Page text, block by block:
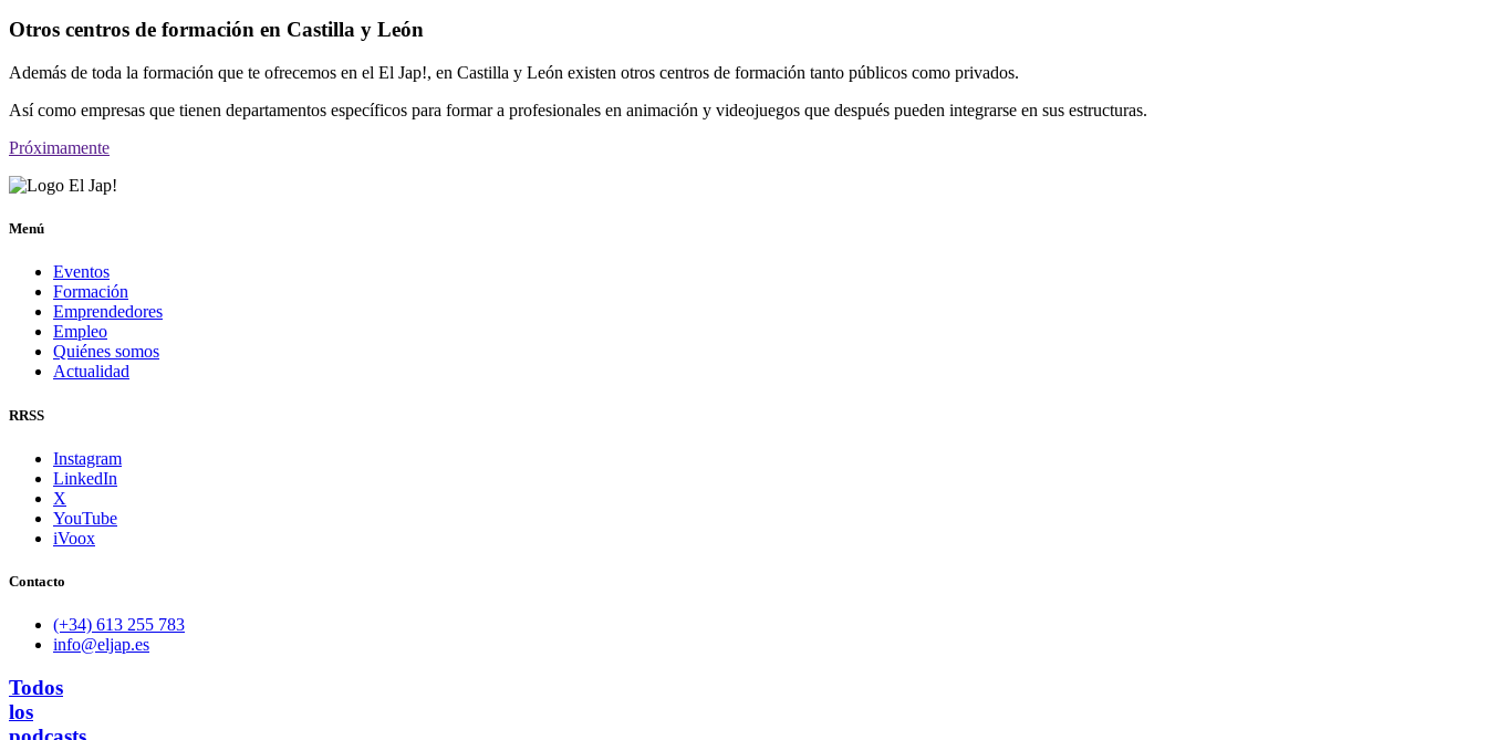
Otros centros de formación en Castilla y León
Además de toda la formación que te ofrecemos en el El Jap!, en Castilla y León existen otros centros de formación tanto públicos como privados.
Así como empresas que tienen departamentos específicos para formar a profesionales en animación y videojuegos que después pueden integrarse en sus estructuras.
Próximamente
Menú
Eventos
Formación
Emprendedores
Empleo
Quiénes somos
Actualidad
RRSS
Instagram
LinkedIn
X
YouTube
iVoox
Contacto
(+34) 613 255 783
info@eljap.es
Todos
los